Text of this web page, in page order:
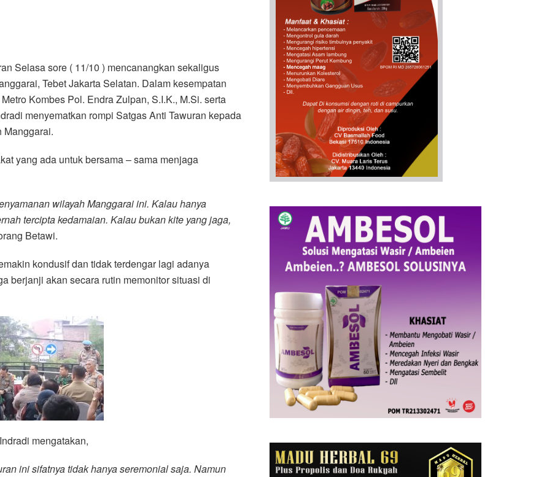
Selasa sore ( 11/10 ) mencanangkan sekaligus
Tebet Jakarta Selatan. Dalam kesempatan
Kombes Pol. Endra Zulpan, S.I.K., M.Si. serta
menyematkan rompi Satgas Anti Tawuran kepada
Manggarai.
yang ada untuk bersama – sama menjaga
wilayah Manggarai ini. Kalau hanya
tercipta kedamaian. Kalau bukan kite yang jaga,
Betawi.
kondusif dan tidak terdengar lagi adanya
berjanji akan secara rutin memonitor situasi di
mengatakan,
ini sifatnya tidak hanya seremonial saja. Namun